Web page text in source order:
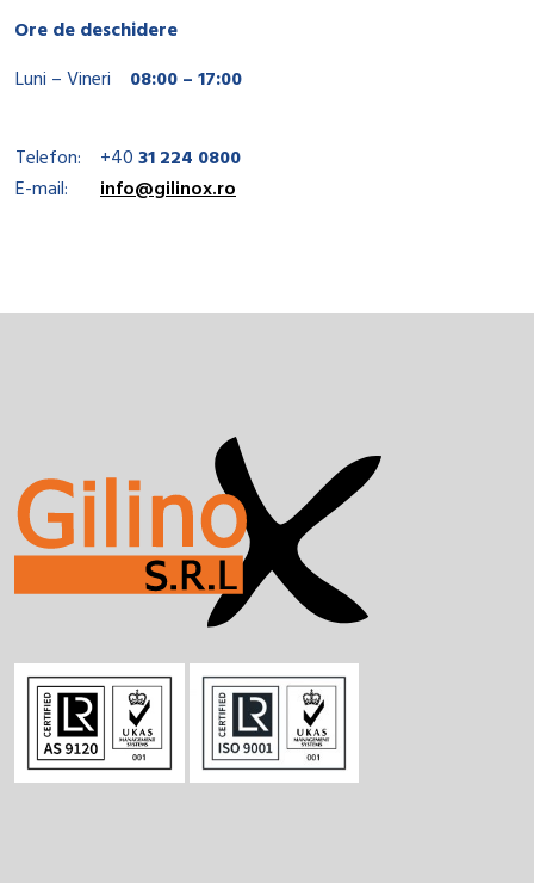
Ore de deschidere
Luni – Vineri
08:00 – 17:00
Telefon: +4031 224 0800
E-mail:
info@gilinox.ro